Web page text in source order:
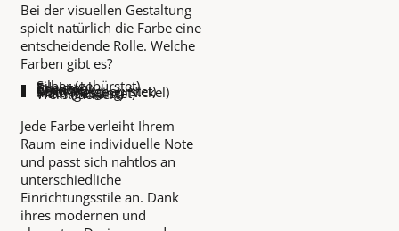
Bei der visuellen Gestaltung
spielt natürlich die Farbe eine
entscheidende Rolle. Welche
Farben gibt es?
Weiß (lackiert)
Titan (gebürstet)
Matt (Messing, Nickel)
Schwarz (gebürstet)
Chrom
Bronziert
Edelstahl
Silber (gebürstet)
Jede Farbe verleiht Ihrem
Raum eine individuelle Note
und passt sich nahtlos an
unterschiedliche
Einrichtungsstile an. Dank
ihres modernen und